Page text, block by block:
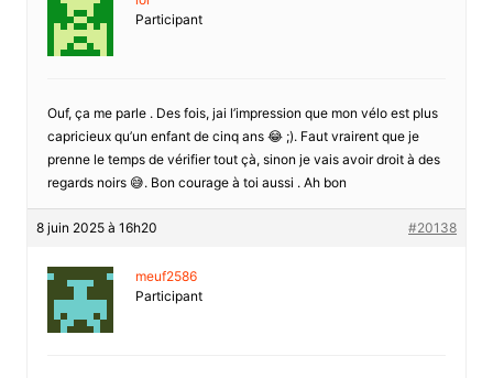
Participant
Ouf, ça me parle . Des fois, jai l’impression que mon vélo est plus
capricieux qu’un enfant de cinq ans 😂 ;). Faut vrairent que je
prenne le temps de vérifier tout çà, sinon je vais avoir droit à des
regards noirs 😅. Bon courage à toi aussi . Ah bon
8 juin 2025 à 16h20 #20138
meuf2586
Participant